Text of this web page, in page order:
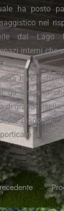
ha posto
nel
dal Lago
interni che
ha caratteri
gli impianti
di grande livello.
del piano
in legno.